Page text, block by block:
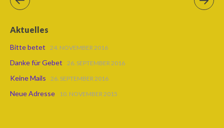
Aktuelles
Bitte betet 24. NOVEMBER 2016
Danke für Gebet 26. SEPTEMBER 2016
Keine Mails 26. SEPTEMBER 2016
Neue Adresse 10. NOVEMBER 2015